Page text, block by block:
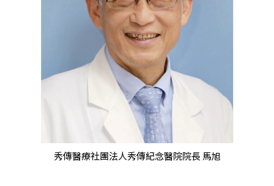
秀傳醫療社團法人秀傳紀念醫院院長 馬旭